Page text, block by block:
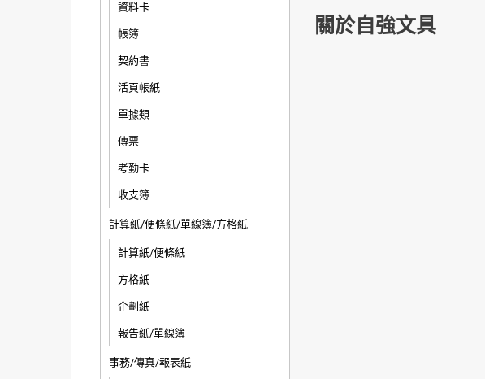
資料卡
帳簿
契約書
活頁帳紙
單據類
傳票
考勤卡
收支簿
計算紙/便條紙/單線簿/方格紙
計算紙/便條紙
方格紙
企劃紙
報告紙/單線簿
事務/傳真/報表紙
關於自強文具